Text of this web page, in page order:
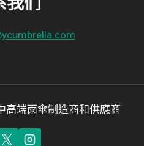
高端雨傘制造商和供應商